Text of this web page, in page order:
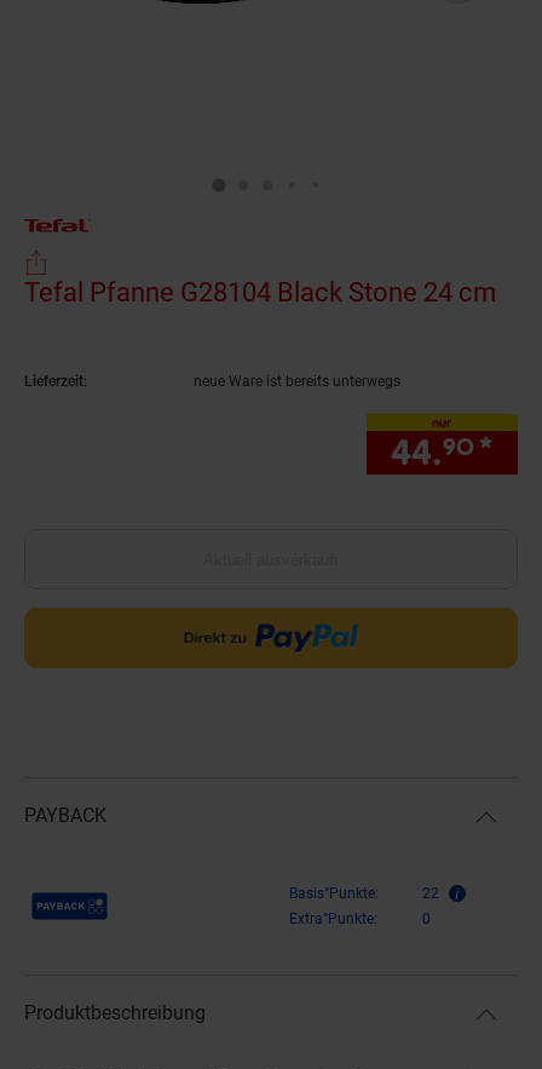
Tefal Pfanne G28104 Black Stone 24 cm
Lieferzeit: neue Ware ist bereits unterwegs
nur
44.90 *
PAYBACK
Payback Punkte Basis°Punkte:
22
Extra°Punkte:
0
Produktbeschreibung